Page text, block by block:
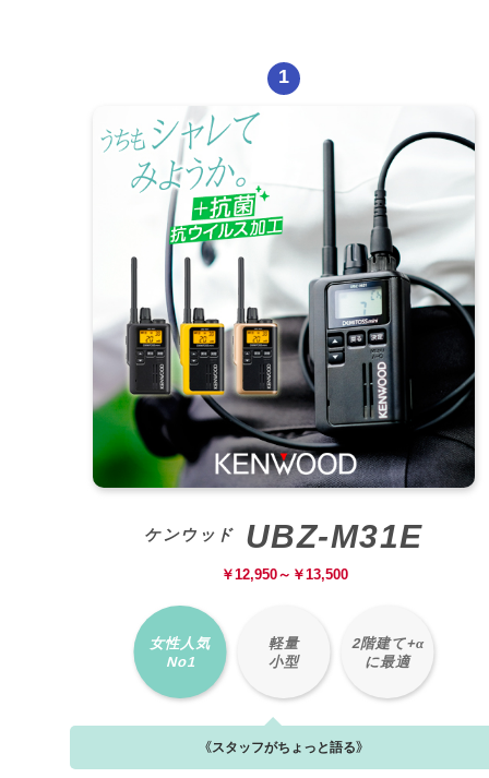
ケンウッド UBZ-M31E
￥12,950～ ￥13,500
女性人気
No1
軽量
小型
2階建て+α
に最適
《スタッフがちょっと語る》